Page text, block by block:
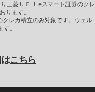
三菱ＵＦＪ eスマート証券のクレ
ります。
レカ積立のみ対象です。ウェル
。
こちら